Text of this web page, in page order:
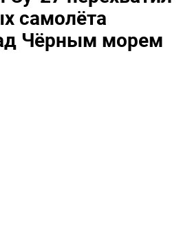
самолёта
Чёрным морем